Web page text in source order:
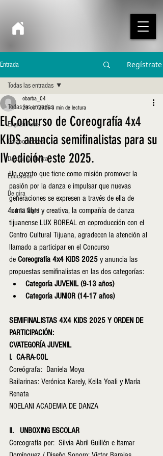
Entrada Regístrate
Todas las entradas
English Posts
Colaboradores
Danzar la Danza!
Educación
De gira
4x4 TJ Night
Todas las entradas
El Concurso de Coreografía 4x4
KIDS anuncia semifinalistas para su
IV edición este 2025.
obarba_04
29 oct 20253 min de lectura
Un evento que tiene como misión promover la
pasión por la danza e impulsar que nuevas
generaciones se expresen a través de ella de
forma libre y creativa, la compañía de danza
tijuanense LUX BOREAL en coproducción con el
Centro Cultural Tijuana, agradecen la atención al
llamado a participar en el Concurso
de Coreografía 4x4 KIDS 2025 y anuncia las
propuestas semifinalistas en las dos categorías:
​Categoría JUVENIL (9-13 años)
Categoría JUNIOR (14-17 años)
SEMIFINALISTAS 4X4 KIDS 2025 Y ORDEN DE
PARTICIPACIÓN:
CVATEGORÍA JUVENIL
I.  CA-RA-COL
Coreógrafa:  Daniela Moya
Bailarinas: Verónica Karely, Keila Yoali y María
Renata
NOELANI ACADEMIA DE DANZA
II.   UNBOXING ESCOLAR
Coreografía por:  Silvia Abril Guillén e Itamar